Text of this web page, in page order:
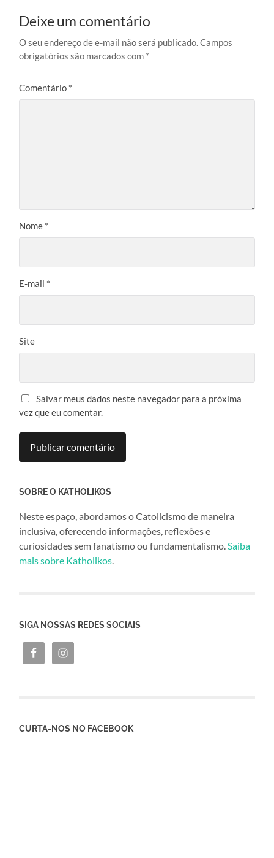
Deixe um comentário
O seu endereço de e-mail não será publicado. Campos
obrigatórios são marcados com *
Comentário *
Nome *
E-mail *
Site
Salvar meus dados neste navegador para a próxima
vez que eu comentar.
SOBRE O KATHOLIKOS
Neste espaço, abordamos o Catolicismo de maneira
inclusiva, oferecendo informações, reflexões e
curiosidades sem fanatismo ou fundamentalismo.Saiba
mais sobre Katholikos.
SIGA NOSSAS REDES SOCIAIS
CURTA-NOS NO FACEBOOK